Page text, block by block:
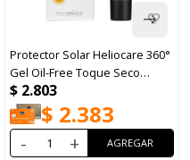
Protector Solar Heliocare 360°
Gel Oil-Free Toque Seco
FPS50 50ml
$ 2.803
$ 2.383
- +